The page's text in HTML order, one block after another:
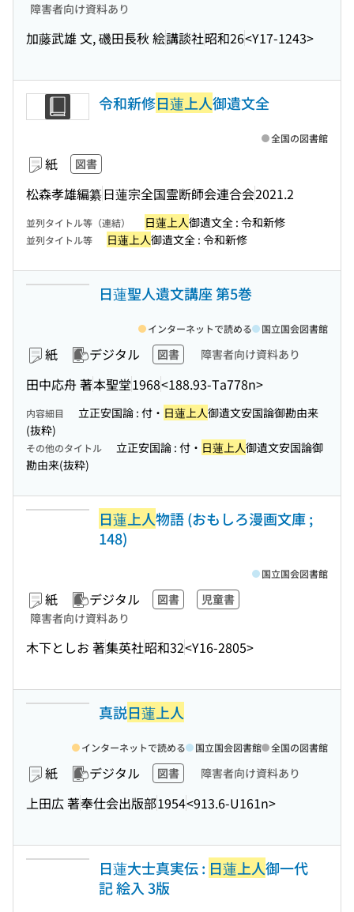
障害者向け資料あり
加藤武雄 文, 磯田長秋 絵講談社昭和26<Y17-1243>
令和新修日蓮上人御遺文全
紙 図書
松森孝雄編纂日蓮宗全国霊断師会連合会2021.2
全国の図書館
並列タイトル等（連結） 日蓮上人御遺文全 : 令和新修
並列タイトル等 日蓮上人御遺文全 : 令和新修
日蓮聖人遺文講座 第5巻
紙 デジタル 図書 障害者向け資料あり
田中応舟 著本聖堂1968<188.93-Ta778n>
インターネットで読める 国立国会図書館
内容細目 立正安国論 : 付・ 日蓮上人御遺文安国論御勘由来
(抜粋)
その他のタイトル 立正安国論 : 付・ 日蓮上人御遺文安国論御
勘由来(抜粋)
日蓮上人物語 (おもしろ漫画文庫 ;
148)
紙 デジタル 図書
児童書
障害者向け資料あり
木下としお 著集英社昭和32<Y16-2805>
国立国会図書館
真説日蓮上人
紙 デジタル 図書 障害者向け資料あり
上田広 著奉仕会出版部1954<913.6-U161n>
インターネットで読める 国立国会図書館 全国の図書館
日蓮大士真実伝 : 日蓮上人御一代
記 絵入 3版